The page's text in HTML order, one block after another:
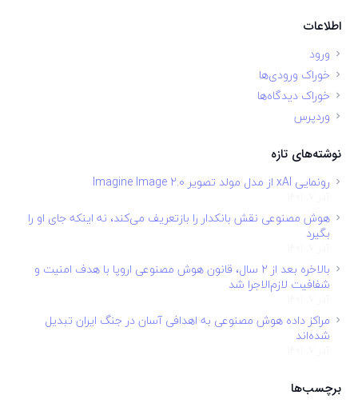
اطلاعات
ورود
خوراک ورودی‌ها
خوراک دیدگاه‌ها
وردپرس
نوشته‌های تازه
رونمایی xAI از مدل مولد تصویر Imagine Image 2.0
هوش مصنوعی نقش بانکدار را بازتعریف می‌کند، نه اینکه جای او را
بگیرد
بالاخره بعد از ۲ سال، قانون هوش مصنوعی اروپا با هدف امنیت و
شفافیت لازم‌الاجرا شد
مراکز داده هوش مصنوعی به اهدافی آسان در جنگ ایران تبدیل
شده‌اند
برچسب‌ها